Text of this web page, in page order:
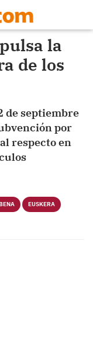
la
de los
de septiembre
por
respecto en
EUSKERA